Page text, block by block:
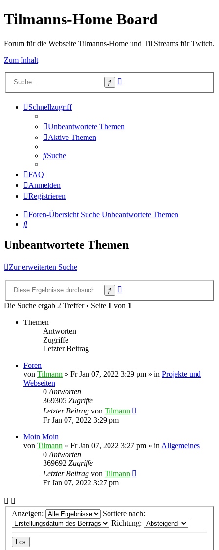
Tilmanns-Home Board
Forum für die Webseite Tilmanns-Home und Til Streams für Twitch.
Zum Inhalt
Suche
Schnellzugriff
Unbeantwortete Themen
Aktive Themen
Suche
FAQ
Anmelden
Registrieren
Foren-Übersicht Suche Unbeantwortete Themen
Suche
Unbeantwortete Themen
Zur erweiterten Suche
Suche
Die Suche ergab 2 Treffer • Seite 1 von 1
Themen
Antworten
Zugriffe
Letzter Beitrag
Foren
von Tilmann » Fr Jan 07, 2022 3:29 pm » in Projekte und
Webseiten
0 Antworten
369305 Zugriffe
Letzter Beitrag von Tilmann
Fr Jan 07, 2022 3:29 pm
Moin Moin
von Tilmann » Fr Jan 07, 2022 3:27 pm » in Allgemeines
0 Antworten
369692 Zugriffe
Letzter Beitrag von Tilmann
Fr Jan 07, 2022 3:27 pm
Anzeigen:
Sortiere nach:
Richtung: